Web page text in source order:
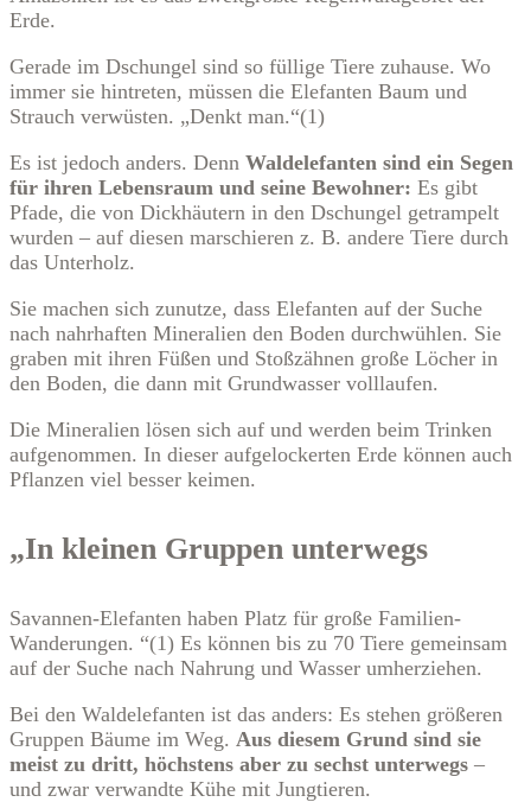
Erde.
Gerade im Dschungel sind so füllige Tiere zuhause. Wo
immer sie hintreten, müssen die Elefanten Baum und
Strauch verwüsten. „Denkt man.“(1)
Es ist jedoch anders. Denn Waldelefanten sind ein Segen
für ihren Lebensraum und seine Bewohner: Es gibt
Pfade, die von Dickhäutern in den Dschungel getrampelt
wurden – auf diesen marschieren z. B. andere Tiere durch
das Unterholz.
Sie machen sich zunutze, dass Elefanten auf der Suche
nach nahrhaften Mineralien den Boden durchwühlen. Sie
graben mit ihren Füßen und Stoßzähnen große Löcher in
den Boden, die dann mit Grundwasser volllaufen.
Die Mineralien lösen sich auf und werden beim Trinken
aufgenommen. In dieser aufgelockerten Erde können auch
Pflanzen viel besser keimen.
„In kleinen Gruppen unterwegs
Savannen-Elefanten haben Platz für große Familien-
Wanderungen. “(1) Es können bis zu 70 Tiere gemeinsam
auf der Suche nach Nahrung und Wasser umherziehen.
Bei den Waldelefanten ist das anders: Es stehen größeren
Gruppen Bäume im Weg. Aus diesem Grund sind sie
meist zu dritt, höchstens aber zu sechst unterwegs –
und zwar verwandte Kühe mit Jungtieren.